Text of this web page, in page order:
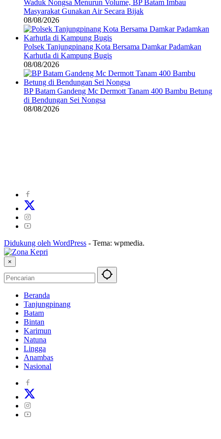
Waduk Nongsa Menurun Volume, BP Batam Imbau
Masyarakat Gunakan Air Secara Bijak
08/08/2026
Polsek Tanjungpinang Kota Bersama Damkar Padamkan
Karhutla di Kampung Bugis
08/08/2026
BP Batam Gandeng Mc Dermott Tanam 400 Bambu Betung
di Bendungan Sei Nongsa
08/08/2026
Didukung oleh WordPress - Tema: wpmedia.
×
Beranda
Tanjungpinang
Batam
Bintan
Karimun
Natuna
Lingga
Anambas
Nasional